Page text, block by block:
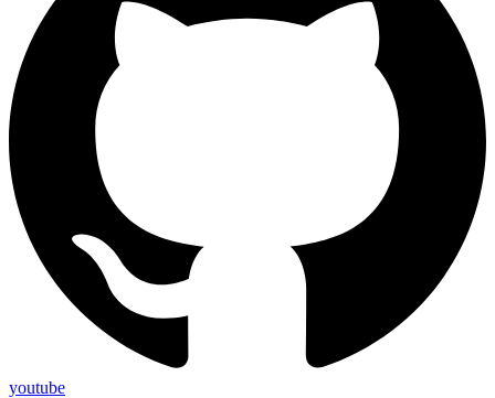
youtube